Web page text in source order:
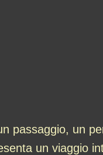
passaggio, un
un viaggio